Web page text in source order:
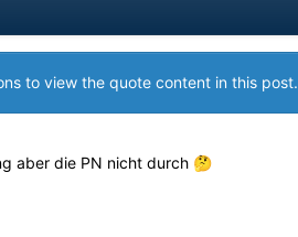
to view the quote content in this post.
aber die PN nicht durch 🤔